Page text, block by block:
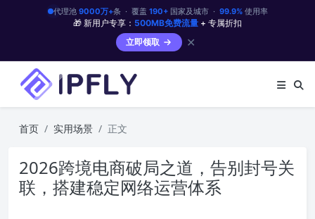
代理池 9000万+条 · 覆盖 190+国家及城市 · 99.9%使用率
🎁 新用户专享： 500MB免费流量 + 专属折扣
立即领取
✕
首页 实用场景 正文
2026跨境电商破局之道，告别封号关
联，搭建稳定网络运营体系